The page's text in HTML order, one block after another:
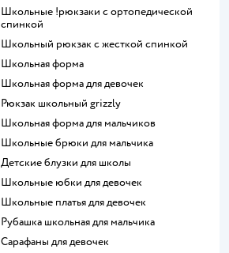
Школьные !рюкзаки с ортопедической
спинкой
Школьный рюкзак с жесткой спинкой
Школьная форма
Школьная форма для девочек
Рюкзак школьный grizzly
Школьная форма для мальчиков
Школьные брюки для мальчика
Детские блузки для школы
Школьные юбки для девочек
Школьные платья для девочек
Рубашка школьная для мальчика
Сарафаны для девочек